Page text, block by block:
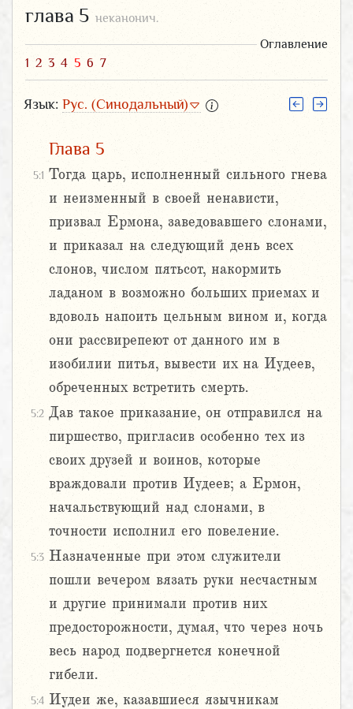
глава 5 неканонич.
Оглавление
1 2 3 4 5 6 7
Язык: Рус. (Синодальный)
Глава 5
5:1 Тогда царь, исполненный сильного гнева
и неизменный в своей ненависти,
призвал Ермона, заведовавшего слонами,
и приказал на следующий день всех
слонов, числом пятьсот, накормить
ладаном в возможно больших приемах и
вдоволь напоить цельным вином и, когда
они рассвирепеют от данного им в
изобилии питья, вывести их на Иудеев,
обреченных встретить смерть.
5:2 Дав такое приказание, он отправился на
пиршество, пригласив особенно тех из
своих друзей и воинов, которые
враждовали против Иудеев; а Ермон,
начальствующий над слонами, в
точности исполнил его повеление.
5:3 Назначенные при этом служители
пошли вечером вязать руки несчастным
и другие принимали против них
предосторожности, думая, что через ночь
весь народ подвергнется конечной
гибели.
5:4 Иудеи же, казавшиеся язычникам